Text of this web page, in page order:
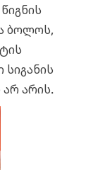
ბოლოს,
არის.